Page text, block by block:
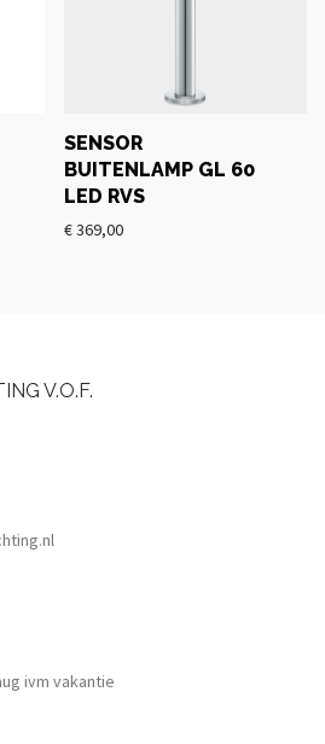
SENSOR
BUITENLAMP GL 60
LED RVS
€369,00
V.O.F.
ivm vakantie